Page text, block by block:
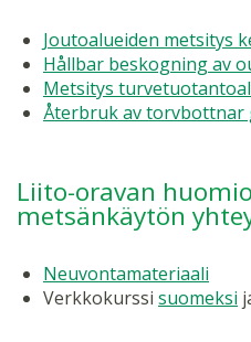
Joutoalueiden metsitys
Hållbar beskogning av
Metsitys
Återbruk av torvbottnar
Liito-oravan
metsänkäytön
Neuvontamateriaali
Verkkokurssi suomeksi